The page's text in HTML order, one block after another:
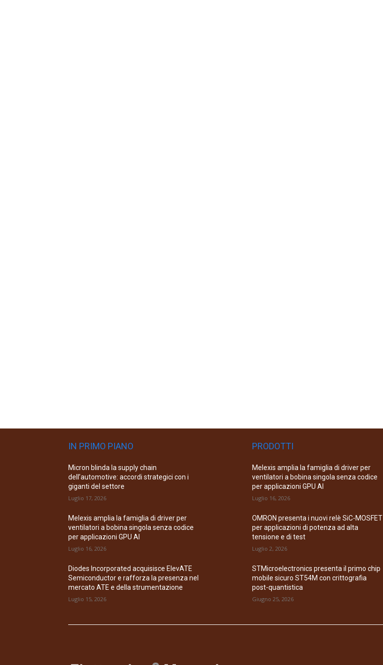
IN PRIMO PIANO
Micron blinda la supply chain
dell’automotive: accordi strategici con i
giganti del settore
Luglio 17, 2026
Melexis amplia la famiglia di driver per
ventilatori a bobina singola senza codice
per applicazioni GPU AI
Luglio 16, 2026
Diodes Incorporated acquisisce ElevATE
Semiconductor e rafforza la presenza nel
mercato ATE e della strumentazione
Luglio 15, 2026
PRODOTTI
Melexis amplia la famiglia di driver per
ventilatori a bobina singola senza codice
per applicazioni GPU AI
Luglio 16, 2026
OMRON presenta i nuovi relè SiC-MOSFET
per applicazioni di potenza ad alta
tensione e di test
Luglio 2, 2026
STMicroelectronics presenta il primo chip
mobile sicuro ST54M con crittografia
post-quantistica
Giugno 25, 2026